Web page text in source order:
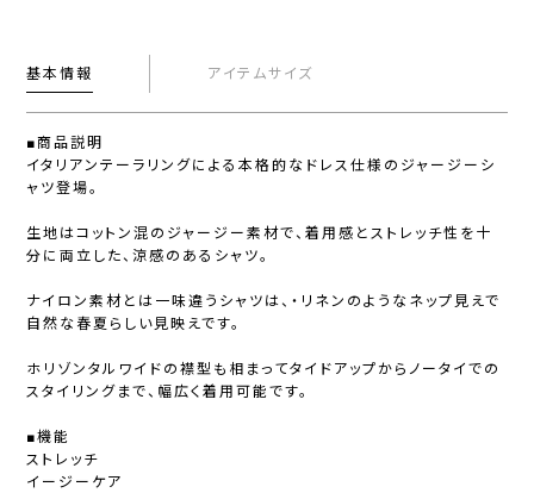
基本情報 アイテムサイズ
■商品説明
イタリアンテーラリングによる本格的なドレス仕様のジャージーシ
ャツ登場。
生地はコットン混のジャージー素材で、着用感とストレッチ性を十
分に両立した、涼感のあるシャツ。
ナイロン素材とは一味違うシャツは、・リネンのようなネップ見えで
自然な春夏らしい見映えです。
ホリゾンタルワイドの襟型も相まってタイドアップからノータイでの
スタイリングまで、幅広く着用可能です。
■機能
ストレッチ
イージーケア